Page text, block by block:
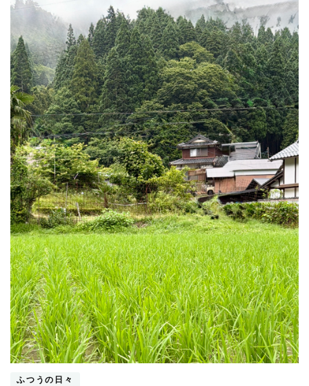
見
え
な
い
も
の。)
ふつうの日々